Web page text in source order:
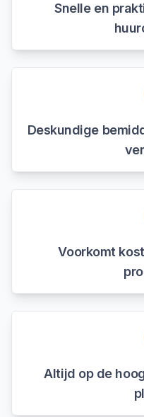
Snelle en
Deskundige
Voorkomt
Altijd op de